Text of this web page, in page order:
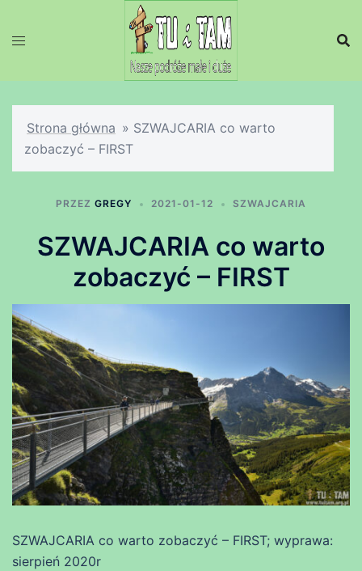
Strona główna » SZWAJCARIA co warto
zobaczyć – FIRST
PRZEZ GREGY 2021-01-12 SZWAJCARIA
SZWAJCARIA co warto
zobaczyć – FIRST
SZWAJCARIA co warto zobaczyć – FIRST; wyprawa:
sierpień 2020r